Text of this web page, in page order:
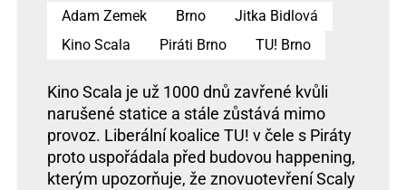
Adam Zemek Brno
Jitka Bidlová
Kino Scala
Piráti Brno TU! Brno
Kino Scala je už 1000 dnů zavřené kvůli
narušené statice a stále zůstává mimo
provoz. Liberální koalice TU! v čele s Piráty
proto uspořádala před budovou happening,
kterým upozorňuje, že znovuotevření Scaly